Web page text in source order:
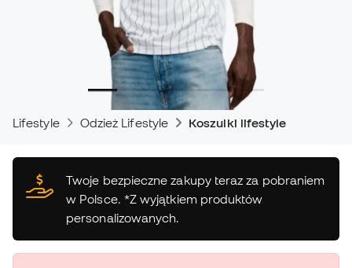
Lifestyle Odzież Lifestyle Koszulki lifestyle
Twoje bezpieczne zakupy teraz za pobraniem
w Polsce. *Z wyjątkiem produktów
personalizowanych.